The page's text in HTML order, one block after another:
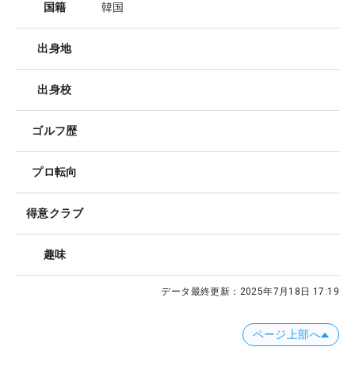
国籍 韓国
出身地
出身校
ゴルフ歴
プロ転向
得意クラブ
趣味
データ最終更新： 2025年7月18日 17:19
ページ上部へ